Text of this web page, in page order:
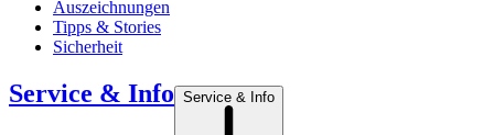
Auszeichnungen
Tipps & Stories
Sicherheit
Service & Info Service & Info